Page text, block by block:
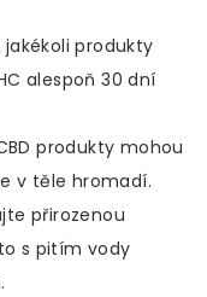
produkty
alespoň 30 dní
produkty mohou
v těle hromadí.
přirozenou
s pitím vody